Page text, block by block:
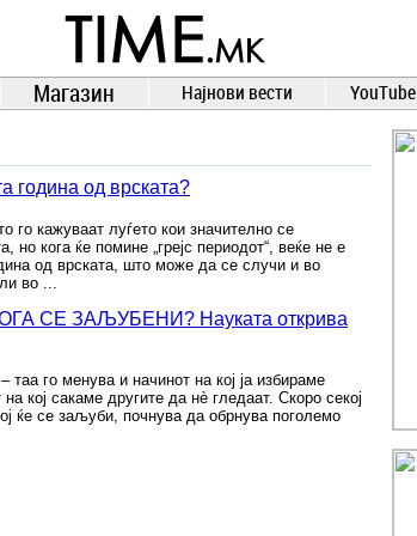
TIME.mk
ВЕСТИ
NEWS
Магазин Најнови вести YouTube
година од врската?
го кажуваат луѓето кои значително се
но кога ќе помине „грејс периодот“, веќе не е
од врската, што може да се случи и во
во ...
СЕ ЗАЉУБЕНИ? Науката открива
го менува и начинот на кој ја избираме
кој сакаме другите да нè гледаат. Скоро секој
ќе се заљуби, почнува да обрнува поголемо